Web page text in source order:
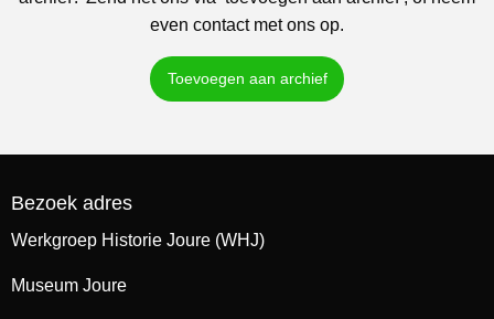
even contact met ons op.
Toevoegen aan archief
Bezoek adres
Werkgroep Historie Joure (WHJ)
Museum Joure